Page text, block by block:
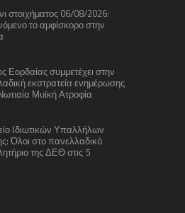
στοιχήματος 06/08/2026:
το αμφίσκορο στην
Εορδαίας συμμετέχει στην
εκστρατεία ενημέρωσης
Μυϊκή Ατροφία
Ιδιωτικών Υπαλλήλων
Όλοι στο πανελλαδικό
της ΔΕΘ στις 5